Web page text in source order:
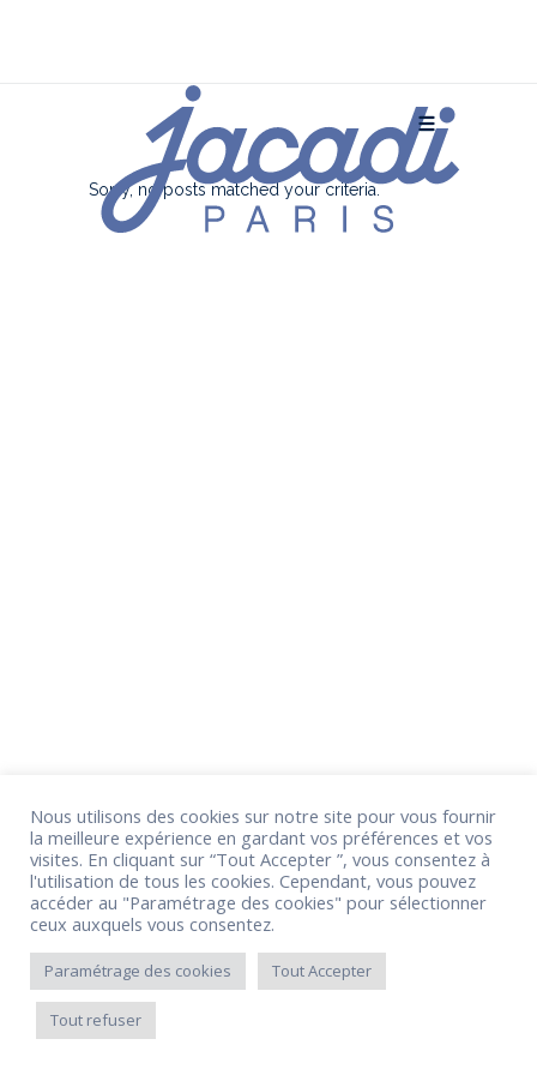
Sorry, no posts matched your criteria.
Nous utilisons des cookies sur notre site pour vous fournir
la meilleure expérience en gardant vos préférences et vos
visites. En cliquant sur “Tout Accepter ”, vous consentez à
l'utilisation de tous les cookies. Cependant, vous pouvez
accéder au "Paramétrage des cookies" pour sélectionner
ceux auxquels vous consentez.
Paramétrage des cookies Tout Accepter
Tout refuser